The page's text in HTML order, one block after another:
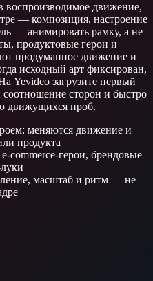
воспроизводимое движение,
— композиция, настроение
— анимировать рамку, а не
продуктовые герои и
продуманное движение и
исходный арт фиксирован,
Yevideo загрузите первый
сторон и быстро
движущихся проб.
меняются движение и
продукта
commerce-герои, брендовые
масштаб и ритм — не